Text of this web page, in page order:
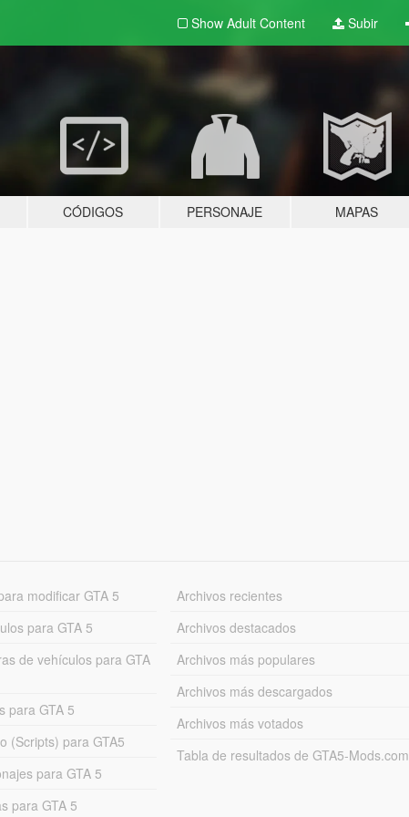
Show Adult Content Subir
CÓDIGOS PERSONAJE MAPAS
modificar GTA 5
para GTA 5
de vehículos para GTA
para GTA 5
(Scripts) para GTA5
para GTA 5
para GTA 5
Archivos recientes
Archivos destacados
Archivos más populares
Archivos más descargados
Archivos más votados
Tabla de resultados de GTA5-Mods.com